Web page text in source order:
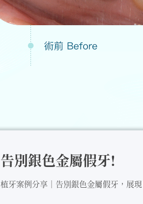
告別銀⾊⾦屬假牙!
植牙案例分享｜告別銀⾊⾦屬假牙，展現